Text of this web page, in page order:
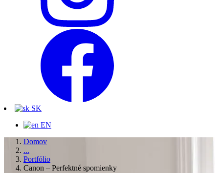
SK
EN
Domov
...
Portfólio
Canon – Perfektné spomienky